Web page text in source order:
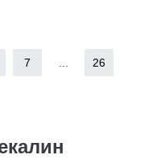
7 26